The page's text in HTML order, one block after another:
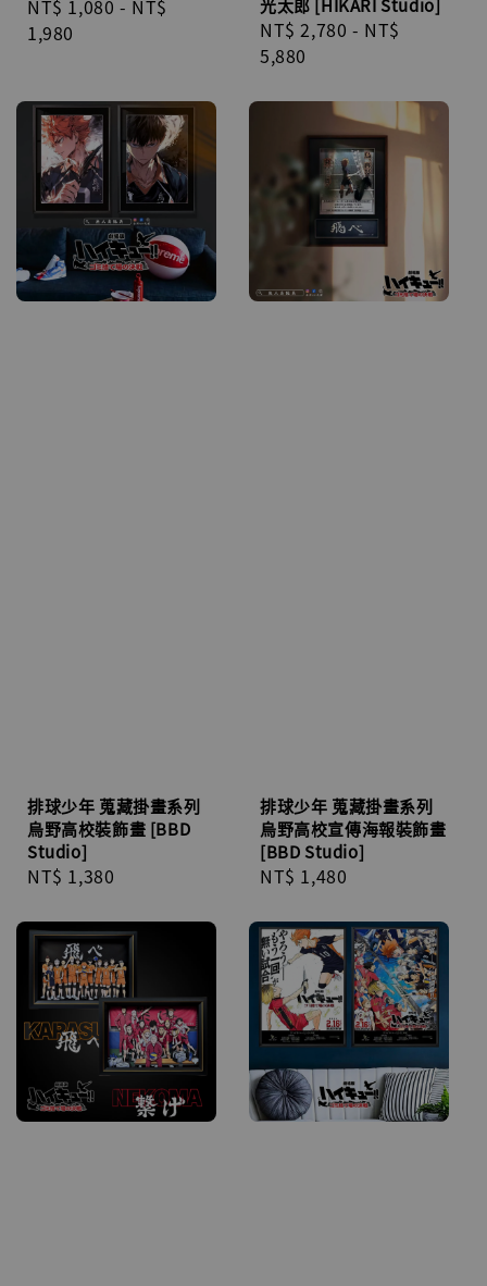
Regular
price
NT$ 1,080 - NT$
1,980
光太郎 [HIKARI Studio]
Regular
price
NT$ 2,780 - NT$
5,880
排球少年 蒐藏掛畫系列
烏野高校裝飾畫 [BBD
Studio]
Regular
NT$ 1,380
排球少年 蒐藏掛畫系列
烏野高校宣傳海報裝飾畫
[BBD Studio]
Regular
NT$ 1,480